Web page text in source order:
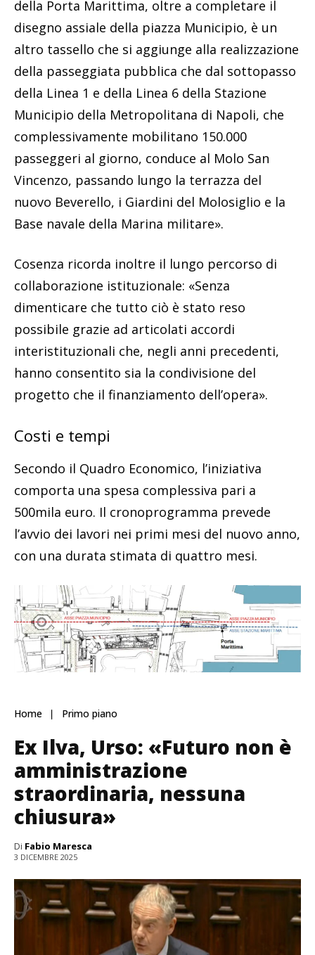
della Porta Marittima, oltre a completare il
disegno assiale della piazza Municipio, è un
altro tassello che si aggiunge alla realizzazione
della passeggiata pubblica che dal sottopasso
della Linea 1 e della Linea 6 della Stazione
Municipio della Metropolitana di Napoli, che
complessivamente mobilitano 150.000
passeggeri al giorno, conduce al Molo San
Vincenzo, passando lungo la terrazza del
nuovo Beverello, i Giardini del Molosiglio e la
Base navale della Marina militare».
Cosenza ricorda inoltre il lungo percorso di
collaborazione istituzionale: «Senza
dimenticare che tutto ciò è stato reso
possibile grazie ad articolati accordi
interistituzionali che, negli anni precedenti,
hanno consentito sia la condivisione del
progetto che il finanziamento dell’opera».
Costi e tempi
Secondo il Quadro Economico, l’iniziativa
comporta una spesa complessiva pari a
500mila euro. Il cronoprogramma prevede
l’avvio dei lavori nei primi mesi del nuovo anno,
con una durata stimata di quattro mesi.
Home Primo piano
Ex Ilva, Urso: «Futuro non è
amministrazione
straordinaria, nessuna
chiusura»
Di Fabio Maresca
3 DICEMBRE 2025